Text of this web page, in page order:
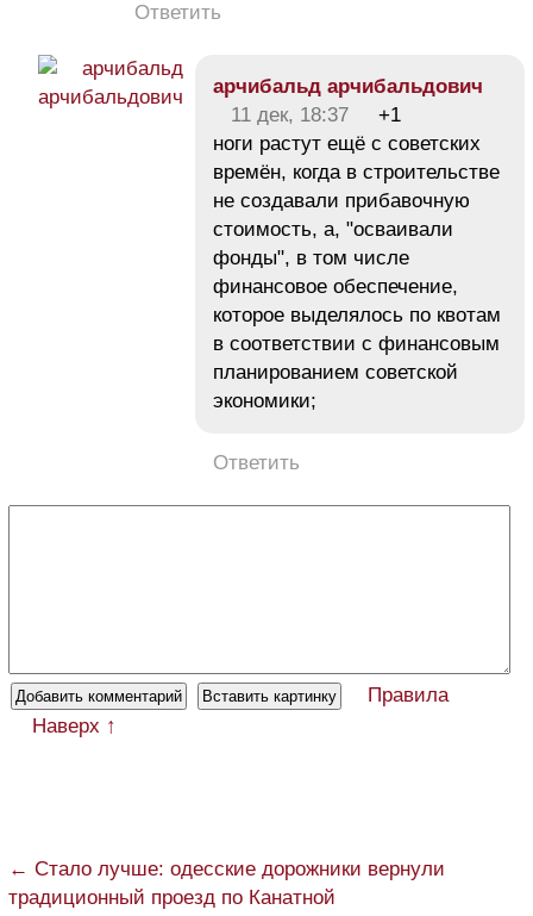
Ответить
арчибальд арчибальдович
11 дек, 18:37
+1
ноги растут ещё с советских
времён, когда в строительстве
не создавали прибавочную
стоимость, а, "осваивали
фонды", в том числе
финансовое обеспечение,
которое выделялось по квотам
в соответствии с финансовым
планированием советской
экономики;
Ответить
Правила
Наверх ↑
← Стало лучше: одесские дорожники вернули
традиционный проезд по Канатной